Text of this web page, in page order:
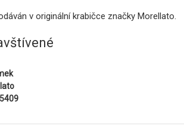
v originální krabičce značky Morellato.